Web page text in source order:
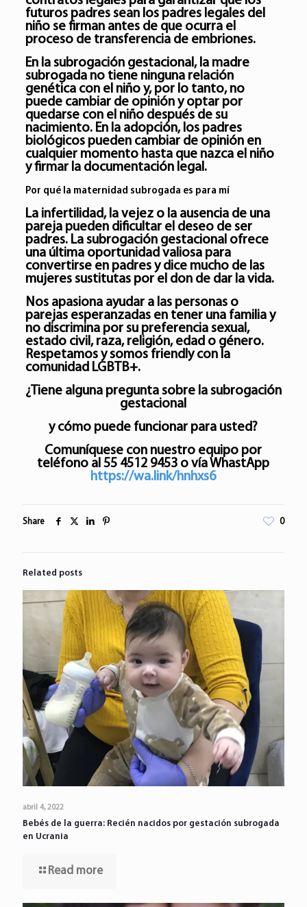
futuros padres sean los padres legales del
niño se firman antes de que ocurra el
proceso de transferencia de embriones.
En la subrogación gestacional, la madre
subrogada no tiene ninguna relación
genética con el niño y, por lo tanto, no
puede cambiar de opinión y optar por
quedarse con el niño después de su
nacimiento. En la adopción, los padres
biológicos pueden cambiar de opinión en
cualquier momento hasta que nazca el niño
y firmar la documentación legal.
Por qué la maternidad subrogada es para mí
La infertilidad, la vejez o la ausencia de una
pareja pueden dificultar el deseo de ser
padres. La subrogación gestacional ofrece
una última oportunidad valiosa para
convertirse en padres y dice mucho de las
mujeres sustitutas por el don de dar la vida.
Nos apasiona ayudar a las personas o
parejas esperanzadas en tener una familia y
no discrimina por su preferencia sexual,
estado civil, raza, religión, edad o género.
Respetamos y somos friendly con la
comunidad LGBTB+.
¿Tiene alguna pregunta sobre la subrogación
gestacional
y cómo puede funcionar para usted?
Comuníquese con nuestro equipo por
teléfono al55 4512 9453 o vía WhastApp
https://wa.link/hnhxs6
Share 0
Related posts
abril 4, 2022
Bebés de la guerra: Recién nacidos por gestación subrogada
en Ucrania
Read more